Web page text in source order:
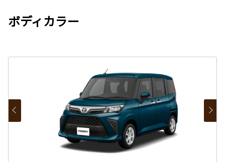
ボディカラー